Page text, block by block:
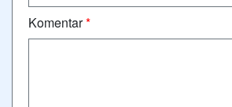
Komentar*